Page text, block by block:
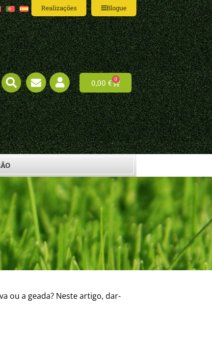
Realizações Blogue
0,00 € 0
ou a geada? Neste artigo, dar-